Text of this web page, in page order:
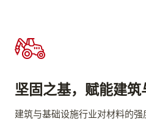
坚固之基，赋能建
建筑与基础设施行业对材料的